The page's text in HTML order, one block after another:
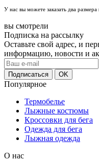
У нас вы можете заказать два
вы смотрели
Подписка на рассылку
Оставьте свой адрес, и
информацию, новости и
Популярное
Термобелье
Лыжные костюмы
Кроссовки для бега
Одежда для бега
Лыжная одежда
О нас